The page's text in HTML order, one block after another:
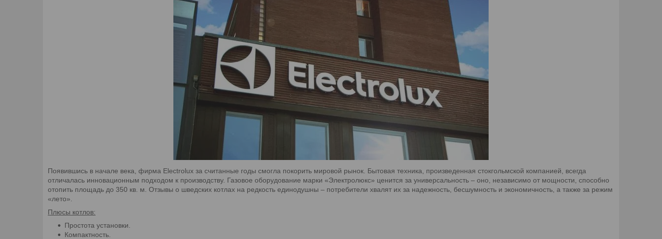
Появившись в начале века, фирма Electrolux за считанные годы смогла покорить мировой рынок. Бытовая техника, произведенная стокгольмской компанией, всегда
отличалась инновационным подходом к производству. Газовое оборудование марки «Электролюкс» ценится за универсальность – оно, независимо от мощности, способно
отопить площадь до 350 кв. м. Отзывы о шведских котлах на редкость единодушны – потребители хвалят их за надежность, бесшумность и экономичность, а также за режим
«лето».
Плюсы котлов:
Простота установки.
Компактность.